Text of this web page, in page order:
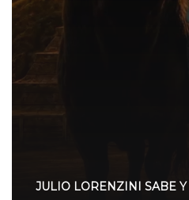
JULIO LORENZINI SABE